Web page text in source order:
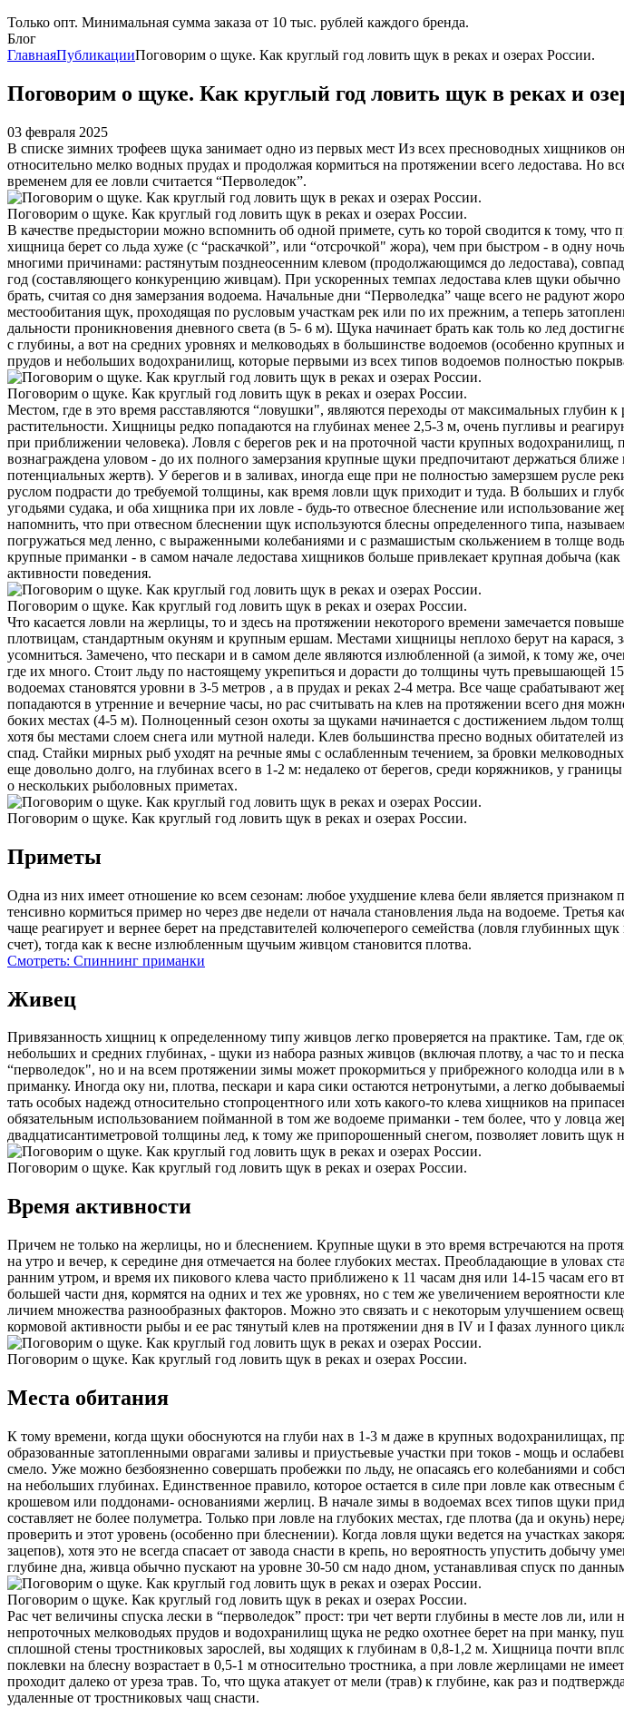
Только опт. Минимальная сумма заказа от 10 тыс. рублей каждого бренда.
Блог
ГлавнаяПубликацииПоговорим о щуке. Как круглый год ловить щук в реках и озерах России.
Поговорим о щуке. Как круглый год ловить щук в реках и
03 февраля 2025
В списке зимних трофеев щука занимает одно из первых мест Из всех пресноводных хищников
относительно мелко­ водных прудах и продолжая кормиться на протяжении всего ледостава.
временем для ее ловли считается “Перволедок”.
Поговорим о щуке. Как круглый год ловить щук в реках и озерах России.
В качестве предыстории можно вспомнить об одной примете, суть ко­ торой сводится к тому,
хищница берет со льда хуже (с “раскачкой”, или “отсрочкой" жора), чем при быстром - в одну
многими причинами: растянутым позднеосенним клевом (продолжающимся до ледостава),
год (составляющего конкуренцию живцам). При ускоренных темпах ледостава клев щуки обычно
брать, считая со дня замерзания водоема. Начальные дни “Перволедка” чаще всего не радуют
местообитания щук, проходящая по русловым участкам рек или по их прежним, а теперь
дальности проникновения дневного света (в 5- 6 м). Щука начинает брать как толь­ ко лед
с глубины, а вот на средних уровнях и мелководьях в большинстве водоемов (особенно
прудов и небольших водохранилищ, которые первыми из всех типов водоемов полностью
Поговорим о щуке. Как круглый год ловить щук в реках и озерах России.
Местом, где в это время расставляются “ловушки", являются переходы от максимальных
растительности. Хищницы редко попадают­ся на глубинах менее 2,5-3 м, очень пугливы и
при приближе­нии человека). Ловля с берегов рек и на проточной части крупных
вознаграж­дена уловом - до их полного замерзания крупные щуки предпочитают держаться
потенциальных жертв). У берегов и в заливах, иногда еще при не полно­стью замерзшем русле
руслом подрасти до требуемой толщины, как время ловли щук приходит и туда. В больших и
угодьями судака, и оба хищ­ника при их ловле - будь-то отвесное блеснение или
напомнить, что при отвесном блесне­нии щук используются блес­ны определенного типа,
погружаться мед­ ленно, с выраженными колебаниями и с размашистым скольжением в толще
крупные приманки - в самом начале ледостава хищников больше привлекает крупная добыча
актив­ности поведения.
Поговорим о щуке. Как круглый год ловить щук в реках и озерах России.
Что каса­ется ловли на жерлицы, то и здесь на протяжении неко­торого времени замечается
плотвицам, стан­дартным окуням и крупным ершам. Местами хищницы неплохо берут на карася,
усомниться. За­мечено, что пескари и в са­мом деле являются излюб­ленной (а зимой, к тому же,
где их много. Стоит льду по настояще­му укрепиться и дорасти до толщины чуть превышаю­щей
водоемах становятся уровни в 3-5 метров , а в прудах и реках 2-4 метра. Все чаще срабатывают
попадаются в утрен­ние и вечерние часы, но рас­ считывать на клев на протя­жении всего дня
боких местах (4-5 м). Полноценный сезон охоты за щуками начинается с до­стижением льдом
хотя бы местами сло­ем снега или мутной наледи. Клев большинства пресно­ водных
спад. Стайки мирных рыб уходят на речные ямы с ослабленным течением, за бровки
еще довольно дол­го, на глубинах всего в 1-2 м: недалеко от берегов, среди коряжников, у
о нескольких рыболовных приметах.
Поговорим о щуке. Как круглый год ловить щук в реках и озерах России.
Приметы
Одна из них имеет отношение ко всем сезонам: любое ухудшение клева бели является
тенсивно кормиться пример­ но через две недели от начала становления льда на водоеме.
чаще реагирует и вернее берет на представи­телей колючеперого семейс­тва (ловля глубинных
счет), тогда как к весне из­любленным щучьим живцом становится плотва.
Смотреть: Спиннинг приманки
Живец
Привязанность хищниц к определенному типу живцов легко проверяется на практике. Там, где
неболь­ших и средних глубинах, - щуки из набора разных жив­цов (включая плотву, а час­ то и
“перволедок", но и на всем протяжении зимы может прокормиться у прибрежного колодца или
приманку. Иногда оку­ ни, плотва, пескари и кара­ сики остаются нетронутыми, а легко
тать особых надежд относи­тельно стопроцентного или хоть какого-то клева хищ­ников на
обязательным использо­ванием пойманной в том же водоеме приманки - тем бо­лее, что у ловца
двадцатисан­тиметровой толщины лед, к тому же припорошенный снегом, позволяет ловить щук
Поговорим о щуке. Как круглый год ловить щук в реках и озерах России.
Время активности
Причем не только на жерли­цы, но и блеснением. Круп­ные щуки в это время встречаются на
на утро и вечер, к середине дня от­мечается на более глубоких местах. Преобладающие в
ранним утром, и время их пикового клева часто приближено к 11 часам дня или 14-15 часам
большей части дня, кормятся на одних и тех же уровнях, но с тем же уве­личением
личием множества разнооб­разных факторов. Можно это связать и с некоторым улуч­шением
кормовой активности рыбы и ее рас­ тянутый клев на протяже­нии дня в IV и I фазах лун­ного
Поговорим о щуке. Как круглый год ловить щук в реках и озерах России.
Места обитания
К тому времени, когда щуки обоснуются на глуби­ нах в 1-3 м даже в крупных
образованные затоплен­ными оврагами заливы и приустьевые участки при­ токов - мощь и
смело. Уже можно безбоязненно совершать про­бежки по льду, не опасаясь его колебаниями и
на небольших глуби­нах. Единственное правило, которое остается в силе при ловле как
крошевом или поддонами- основаниями жерлиц. В начале зимы в водоемах всех типов щуки
составляет не более полу­метра. Только при ловле на глубоких местах, где плот­ва (да и окунь)
проверить и этот уровень (особенно при блеснении). Когда ловля щуки ведется на участках
зацепов), хотя это не всегда спасает от завода снасти в крепь, но вероятность упустить добы­чу
глубине дна, жив­ца обычно пускают на уров­не 30-50 см надо дном, ус­танавливая спуск по
Поговорим о щуке. Как круглый год ловить щук в реках и озерах России.
Рас­ чет величины спуска лески в “перволедок” прост: три чет­ верти глубины в месте лов­ ли,
непро­точных мелководьях прудов и водохранилищ щука не­ редко охотнее берет на при­ манку,
сплошной стены тростниковых зарослей, вы­ ходящих к глубинам в 0,8-1,2 м. Хищница почти
поклевки на блесну возрастает в 0,5-1 м отно­сительно тростника, а при ловле жерлицами не
проходит далеко от уреза трав. То, что щука ата­кует от мели (трав) к глуби­не, как раз и
удаленные от тростнико­вых чащ снасти.